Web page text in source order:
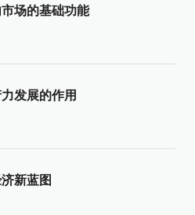
场的基础功能
发展的作用
新蓝图